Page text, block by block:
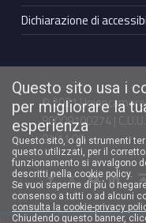
Dichiarazione di
© 2021 Unioncamere
80009100274 |
94.11.00
Facebook Unioncamere VenetoTwitter Unioncamere VenetoYoutube Unioncamere Veneto
Linkedin Unioncamere
Questo sito usa i
per migliorare la
esperienza
Questo sito, o gli strumenti
questo utilizzati, per il corretto
funzionamento si avvalgono
descritti nella cookie policy.
Se vuoi saperne di più o
consenso a tutti o ad alcuni
consulta la cookie-privacy
Chiudendo questo banner,